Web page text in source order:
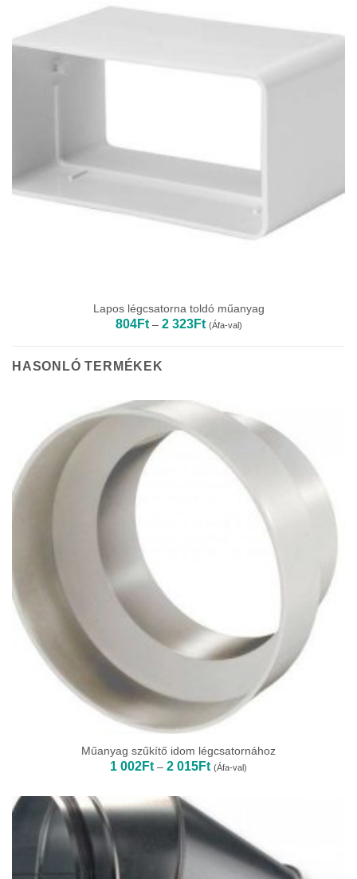
Lapos légcsatorna toldó műanyag
804Ft – 2 323FtÁrtartomány:
804Ft
(Áfa-val)
HASONLÓ TERMÉKEK
Műanyag szűkítő idom légcsatornához
1 002Ft – 2 015FtÁrtartomány:
1
015Ft
(Áfa-val)